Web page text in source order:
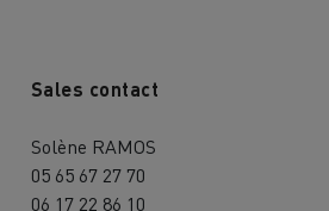
Sales contact
Solène RAMOS
05 65 67 27 70
06 17 22 86 10